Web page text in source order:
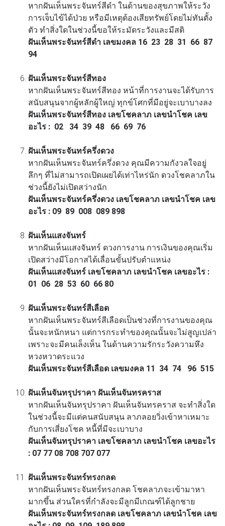
หากฝันเห็นพระจันทร์สีดํา ในด้านของสุขภาพให้ระวัง
การเจ็บไข้ได้ป่วย หรือมีเหตุต้องเสียทรัพย์โดยไม่ทันตั้ง
ตัว ทำสิ่งใดในช่วงนี้ขอให้ระมัดระวังและมีสติ
ฝันเห็นพระจันทร์สีดํา เลขมงคล 16 23 28 31 66 87
94
ฝันเห็นพระจันทร์สีทอง
หากฝันเห็นพระจันทร์สีทอง หน้าที่การงานจะได้รับการ
สนับสนุนจากผู้หลักผู้ใหญ่ ทุกข์โศกที่มีอยู่จะเบาบางลง
ฝันเห็นพระจันทร์สีทอง เลขโชคลาภ เลขนำโชค เลข
อะไร : 02 34 39 48 66 69 76
ฝันเห็นพระจันทร์ครึ่งดวง
หากฝันเห็นพระจันทร์ครึ่งดวง คุณมีความกังวลใจอยู่
ลึกๆ ที่ไม่สามารถเปิดเผยได้เท่าไหร่นัก ดวงโชคลาภใน
ช่วงนี้ยังไม่เปิดสว่างนัก
ฝันเห็นพระจันทร์ครึ่งดวง เลขโชคลาภ เลขนำโชค เลข
อะไร : 09 89 008 089 898
ฝันเห็นแสงจันทร์
หากฝันเห็นแสงจันทร์ ดวงการงาน การเงินของคุณเริ่ม
เปิดสว่างมีโอกาสได้เลื่อนขั้นปรับตำแหน่ง
ฝันเห็นแสงจันทร์ เลขโชคลาภ เลขนำโชค เลขอะไร :
01 06 28 53 60 66 80
ฝันเห็นพระจันทร์สีเลือด
หากฝันเห็นพระจันทร์สีเลือดเป็นช่วงที่การงานของคุณ
นั้นจะหนักหนา แต่การกระทำของคุณนั้นจะไม่สูญเปล่า
เพราะจะมีคนเล็งเห็น ในด้านความรักระวังความหึง
หวงหวาดระแวง
ฝันเห็นพระจันทร์สีเลือด เลขมงคล 11 34 74 96 515
ฝันเห็นจันทรุปราคา ฝันเห็นจันทรคราส
หากฝันเห็นจันทรุปราคา ฝันเห็นจันทรคราส จะทำสิ่งใด
ในช่วงนี้จะมีแต่คนสนับสนุน ลาภลอยวิ่งเข้าหาเหมาะ
กับการเสี่ยงโชค หนี้ที่มีจะเบาบาง
ฝันเห็นจันทรุปราคา เลขโชคลาภ เลขนำโชค เลขอะไร
: 07 77 08 708 707 077
ฝันเห็นพระจันทร์ทรงกลด
หากฝันเห็นพระจันทร์ทรงกลด โชคลาภจะเข้ามาหา
มากขึ้น ส่วนใครที่กำลังจะมีลูกมีเกณฑ์ได้ลูกชาย
ฝันเห็นพระจันทร์ทรงกลด เลขโชคลาภ เลขนำโชค เลข